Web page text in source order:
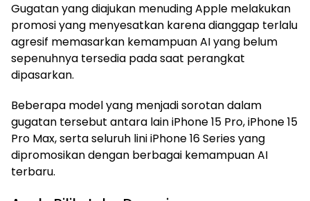
Gugatan yang diajukan menuding Apple melakukan
promosi yang menyesatkan karena dianggap terlalu
agresif memasarkan kemampuan AI yang belum
sepenuhnya tersedia pada saat perangkat
dipasarkan.
Beberapa model yang menjadi sorotan dalam
gugatan tersebut antara lain iPhone 15 Pro, iPhone 15
Pro Max, serta seluruh lini iPhone 16 Series yang
dipromosikan dengan berbagai kemampuan AI
terbaru.